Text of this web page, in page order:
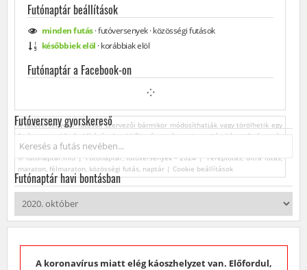
Futónaptár beállítások
mindenfutás·futóversenyek·közösségifutások
későbbiek elöl ·korábbiak elöl
Futónaptár a Facebook-on
A futóversenyek / futások szervezői bármikor módosíthatják vagy törölhetik egy
futóverseny / futás kiírását. Az ebből származó esetleges károkért a futónaptár
üzemeltetője felelősséget nem vállal.
© futonaptar.info | Futónaptár, futóversenyek - 2024 | Terepfutás, ultra futás,
maraton, félmaraton, közösségi futás, naptár | Cookie beállítások
Futóverseny gyorskereső
Keresés...
Futónaptár havi bontásban
A koronavírus miatt elég káoszhelyzet van. Előfordul,